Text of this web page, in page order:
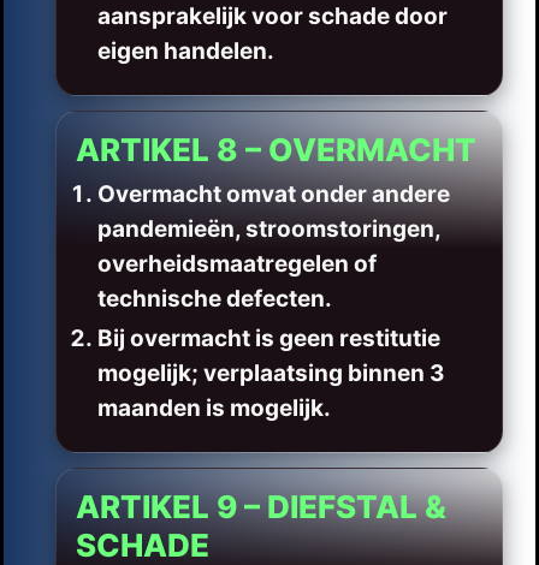
aansprakelijk voor schade door
eigen handelen.
ARTIKEL 8 – OVERMACHT
Overmacht omvat onder andere
pandemieën, stroomstoringen,
overheidsmaatregelen of
technische defecten.
Bij overmacht is geen restitutie
mogelijk; verplaatsing binnen 3
maanden is mogelijk.
ARTIKEL 9 – DIEFSTAL &
SCHADE